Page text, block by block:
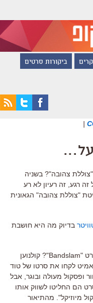
ביקורות סרטים
|
צהובה"? בשניה
רגע, זה רעיון לא רע
"צוללת צהובה" הגאונית
בדיוק מה היא חושבת
על הכשלון של הסרט "Bandslam"? קולנוען
לקחו את סרטו של טוד
ופסקול מעולה ובוגר, אבל
הם החליטו לשווק אותו
מיוזיקל". מהתיאור